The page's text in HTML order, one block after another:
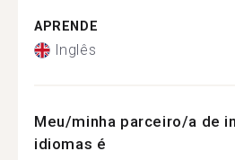
APRENDE
Inglês
Meu/minha parceiro/a de
idiomas é